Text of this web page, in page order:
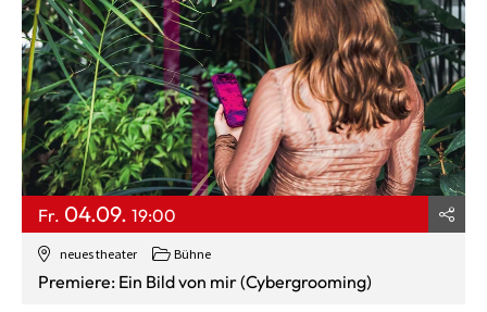
neues theater Bühne
Fr. 04.09. 19:00
Premiere: Ein Bild von mir (Cybergrooming)